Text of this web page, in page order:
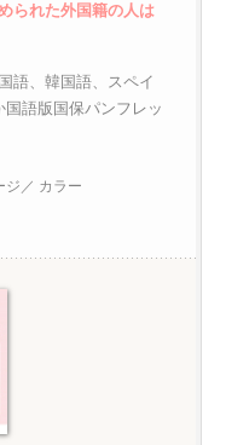
られた外国籍の人は
語、韓国語、スペイ
語版国保パンフレッ
ジ／ カラー